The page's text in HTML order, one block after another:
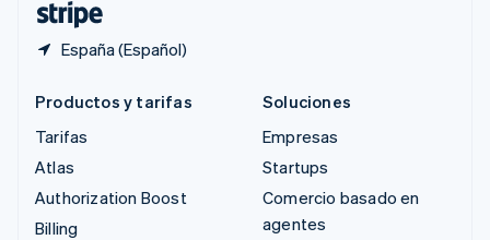
España (Español)
Productos y tarifas
Tarifas
Atlas
Authorization Boost
Billing
Soluciones
Empresas
Startups
Comercio basado en
agentes